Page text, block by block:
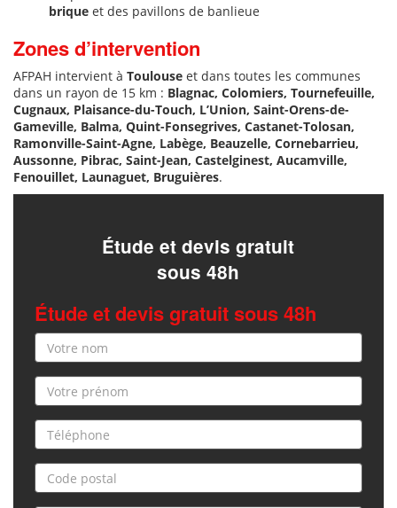
brique et des pavillons de banlieue
Zones d’intervention
AFPAH intervient à Toulouse et dans toutes les communes
dans un rayon de 15 km : Blagnac, Colomiers, Tournefeuille,
Cugnaux, Plaisance-du-Touch, L’Union, Saint-Orens-de-
Gameville, Balma, Quint-Fonsegrives, Castanet-Tolosan,
Ramonville-Saint-Agne, Labège, Beauzelle, Cornebarrieu,
Aussonne, Pibrac, Saint-Jean, Castelginest, Aucamville,
Fenouillet, Launaguet, Bruguières.
Étude et devis gratuit
sous 48h
Étude et devis gratuit sous 48h